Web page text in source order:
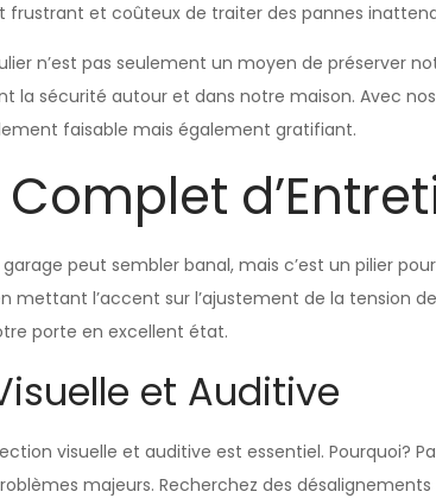
frustrant et coûteux de traiter des pannes
n’est pas seulement un moyen de préserver
la sécurité autour et dans notre maison. Avec
faisable mais également gratifiant.
Complet
garage peut sembler banal, mais c’est un pilier
mettant l’accent sur l’ajustement de la tension
porte en excellent état.
et Auditive
visuelle et auditive est essentiel. Pourquoi?
majeurs. Recherchez des